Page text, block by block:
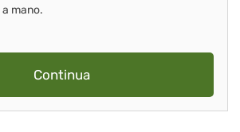
mano.
Continua